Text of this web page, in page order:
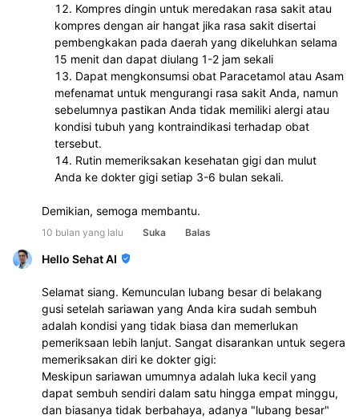
Kompres dingin untuk meredakan rasa sakit atau
kompres dengan air hangat jika rasa sakit disertai
pembengkakan pada daerah yang dikeluhkan selama
15 menit dan dapat diulang 1-2 jam sekali
Dapat mengkonsumsi obat Paracetamol atau Asam
mefenamat untuk mengurangi rasa sakit Anda, namun
sebelumnya pastikan Anda tidak memiliki alergi atau
kondisi tubuh yang kontraindikasi terhadap obat
tersebut.
Rutin memeriksakan kesehatan gigi dan mulut
Anda ke dokter gigi setiap 3-6 bulan sekali.
Demikian, semoga membantu.
10 bulan yang lalu Suka Balas
Hello Sehat AI
Selamat siang. Kemunculan lubang besar di belakang
gusi setelah sariawan yang Anda kira sudah sembuh
adalah kondisi yang tidak biasa dan memerlukan
pemeriksaan lebih lanjut. Sangat disarankan untuk segera
memeriksakan diri ke dokter gigi:
Meskipun sariawan umumnya adalah luka kecil yang
dapat sembuh sendiri dalam satu hingga empat minggu,
dan biasanya tidak berbahaya, adanya "lubang besar"